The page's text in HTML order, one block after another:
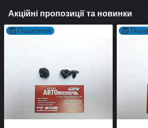
Акційні пропозиції та новинки
Подарунок